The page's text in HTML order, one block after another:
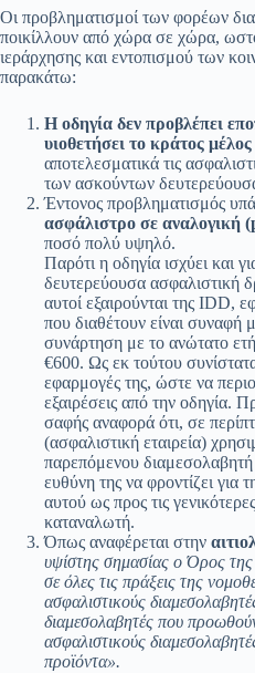
Οι προβληματισμοί των φορέων
ποικίλλουν από χώρα σε χώρα,
ιεράρχησης και εντοπισμού των
παρακάτω:
Η οδηγία δεν προβλέπει
υιοθετήσει το κράτος μέλος
αποτελεσματικά τις
των ασκούντων
Έντονος προβληματισμός
ασφάλιστρο σε αναλογική (
ποσό πολύ υψηλό.
Παρότι η οδηγία ισχύει και
δευτερεύουσα ασφαλιστική
αυτοί εξαιρούνται της IDD,
που διαθέτουν είναι συναφή
συνάρτηση με το ανώτατο
€600. Ως εκ τούτου
εφαρμογές της, ώστε να
εξαιρέσεις από την οδηγία.
σαφής αναφορά ότι, σε
(ασφαλιστική εταιρεία)
παρεπόμενου διαμεσολαβητή
ευθύνη της να φροντίζει
αυτού ως προς τις
καταναλωτή.
Όπως αναφέρεται στην
υψίστης σημασίας ο Όρος της
σε όλες τις πράξεις της
ασφαλιστικούς
διαμεσολαβητές που
ασφαλιστικούς
προϊόντα».